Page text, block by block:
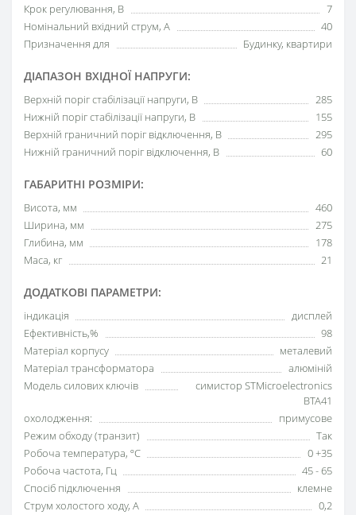
Крок регулювання, В
7
Номінальний вхідний струм, А
40
Призначення для
Будинку, квартири
ДІАПАЗОН ВХІДНОЇ НАПРУГИ:
Верхній поріг стабілізації напруги, В
285
Нижній поріг стабілізації напруги, В
155
Верхній граничний поріг відключення, В
295
Нижній граничний поріг відключення, В
60
ГАБАРИТНІ РОЗМІРИ:
Висота, мм
460
Ширина, мм
275
Глибина, мм
178
Маса, кг
21
ДОДАТКОВІ ПАРАМЕТРИ:
індикація
дисплей
Ефективність,%
98
Матеріал корпусу
металевий
Матеріал трансформатора
алюміній
Модель силових ключів
симистор STMicroelectronics
BTA41
охолодження:
примусове
Режим обходу (транзит)
Так
Робоча температура, ºC
0 +35
Робоча частота, Гц
45 - 65
Спосіб підключення
клемне
Струм холостого ходу, А
0,2